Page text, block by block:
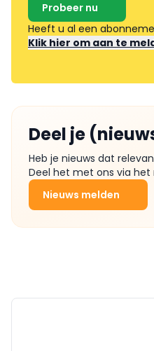
Probeer nu
Heeft u al een
Klik hier om aan te
Deel je
Heb je nieuws dat
Deel het met ons via
Nieuws melden